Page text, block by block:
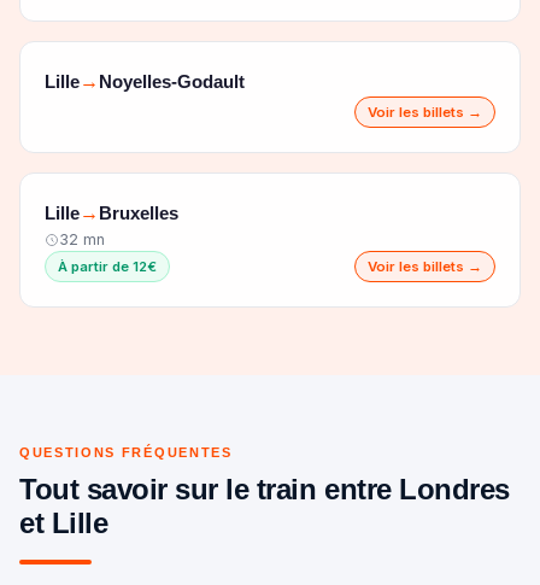
Lille→ Noyelles-Godault
Voir les billets →
Lille→ Bruxelles
32 mn
À partir de 12€ Voir les billets →
QUESTIONS FRÉQUENTES
Tout savoir sur le train entre Londres
et Lille